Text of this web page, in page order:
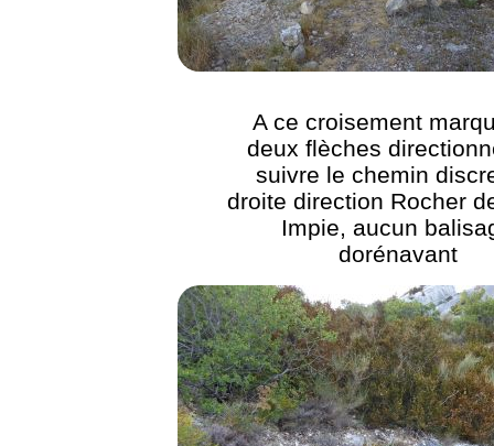
A ce croisement
deux flèches
suivre le chemin
droite direction Rocher
Impie, aucun
dorénavant